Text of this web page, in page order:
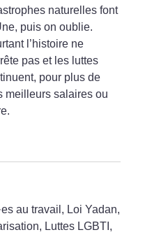
naturelles font
puis on oublie.
l’histoire ne
pas et les luttes
pour plus de
meilleurs salaires ou
es au travail, Loi Yadan,
Luttes LGBTI,